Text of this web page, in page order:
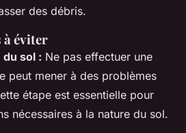
des débris.
éviter
sol : Ne pas effectuer une
peut mener à des problèmes
étape est essentielle pour
nécessaires à la nature du sol.